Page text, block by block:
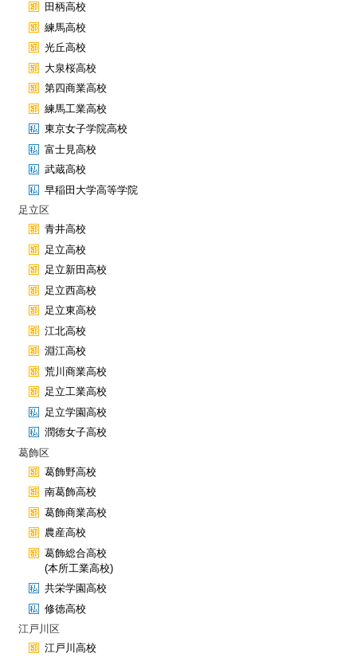
田柄高校
練馬高校
光丘高校
大泉桜高校
第四商業高校
練馬工業高校
東京女子学院高校
富士見高校
武蔵高校
早稲田大学高等学院
足立区
青井高校
足立高校
足立新田高校
足立西高校
足立東高校
江北高校
淵江高校
荒川商業高校
足立工業高校
足立学園高校
潤徳女子高校
葛飾区
葛飾野高校
南葛飾高校
葛飾商業高校
農産高校
葛飾総合高校
(本所工業高校)
共栄学園高校
修徳高校
江戸川区
江戸川高校